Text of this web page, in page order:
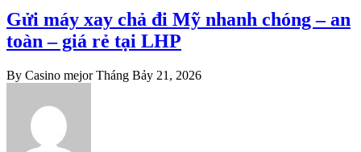
Gửi máy xay chả đi Mỹ nhanh chóng – an
toàn – giá rẻ tại LHP
By Casino mejor Tháng Bảy 21, 2026